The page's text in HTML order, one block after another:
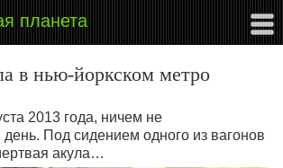
планета
в нью-йоркском метро
2013 года, ничем не
Под сидением одного из вагонов
акула…